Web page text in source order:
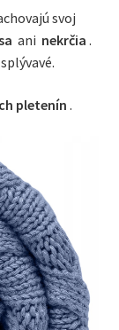
svoj
ani nekrčia .
pletenín .